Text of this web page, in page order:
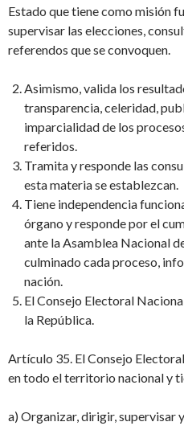
Estado que tiene como misión
supervisar las elecciones,
referendos que se convoquen.
Asimismo, valida los
transparencia, celeridad,
imparcialidad de los
referidos.
Tramita y responde las
esta materia se establezcan.
Tiene independencia
órgano y responde por el
ante la Asamblea Nacional
culminado cada proceso,
nación.
El Consejo Electoral
la República.
Artículo 35. El Consejo
en todo el territorio nacional y
a) Organizar, dirigir, supervisar